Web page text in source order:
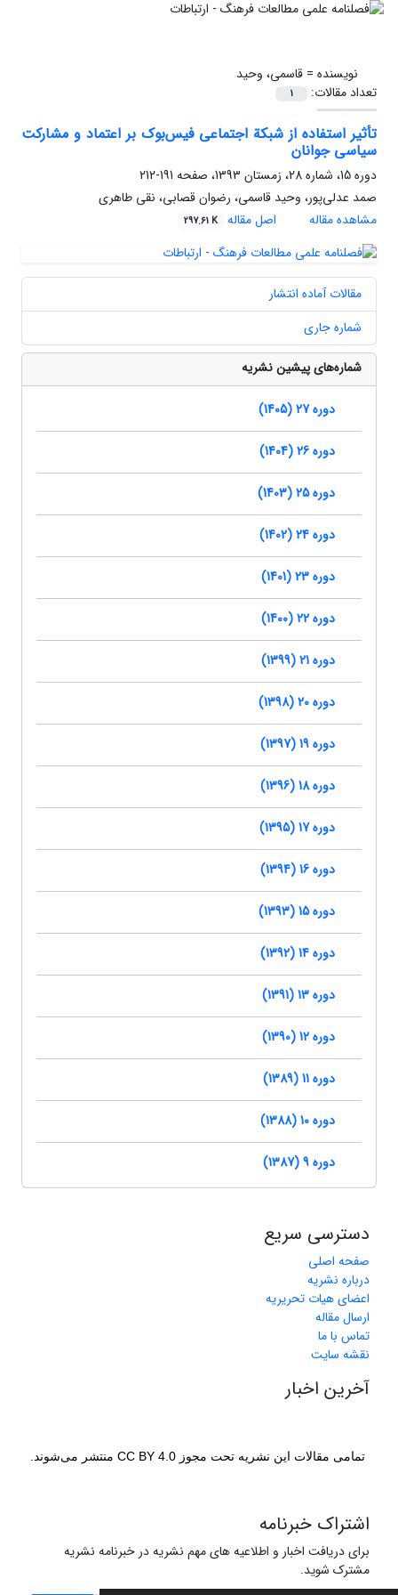
نویسنده =قاسمی، وحید
تعداد مقالات:
1
تأثیر استفاده از شبکة اجتماعی فیس‌بوک بر اعتماد و مشارکت
سیاسی جوانان
دوره 15، شماره 28، زمستان 1393، صفحه
191-212
صمد عدلی‌پور، وحید قاسمی، رضوان قصابی، نقی طاهری
مشاهده مقاله
اصل مقاله 297.61 K
مقالات آماده انتشار
شماره جاری
شماره‌های پیشین نشریه
دوره 27 (1405)
دوره 26 (1404)
دوره 25 (1403)
دوره 24 (1402)
دوره 23 (1401)
دوره 22 (1400)
دوره 21 (1399)
دوره 20 (1398)
دوره 19 (1397)
دوره 18 (1396)
دوره 17 (1395)
دوره 16 (1394)
دوره 15 (1393)
دوره 14 (1392)
دوره 13 (1391)
دوره 12 (1390)
دوره 11 (1389)
دوره 10 (1388)
دوره 9 (1387)
دسترسی سریع
صفحه اصلی
درباره نشریه
اعضای هیات تحریریه
ارسال مقاله
تماس با ما
نقشه سایت
آخرین اخبار
تمامی مقالات این نشریه تحت مجوز CC BY 4.0 منتشر می‌شوند.
اشتراک خبرنامه
برای دریافت اخبار و اطلاعیه های مهم نشریه در خبرنامه نشریه
مشترک شوید.